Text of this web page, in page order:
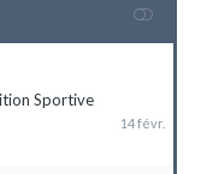
Sportive